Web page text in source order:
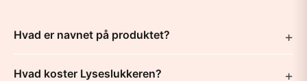
Hvad er navnet på produktet?
Hvad koster Lyseslukkeren?